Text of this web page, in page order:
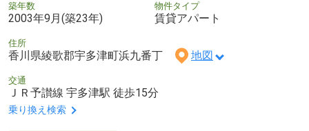
築年数
2003年9月(築23年)
物件タイプ
賃貸アパート
住所
香川県綾歌郡宇多津町浜九番丁 地図
交通
ＪＲ予讃線 宇多津駅 徒歩15分
乗り換え検索